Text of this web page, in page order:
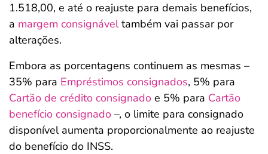
1.518,00, e até o reajuste para demais benefícios,
a margem consignáveltambém vai passar por
alterações.
Embora as porcentagens continuem as mesmas –
35% para Empréstimos consignados, 5% para
Cartão de crédito consignado e 5% para Cartão
benefício consignado –, o limite para consignado
disponível aumenta proporcionalmente ao reajuste
do benefício do INSS.